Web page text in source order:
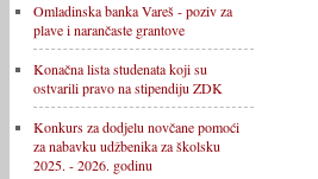
Omladinska banka Vareš - poziv za
plave i narančaste grantove
Konačna lista studenata koji su
ostvarili pravo na stipendiju ZDK
Konkurs za dodjelu novčane pomoći
za nabavku udžbenika za školsku
2025. - 2026. godinu